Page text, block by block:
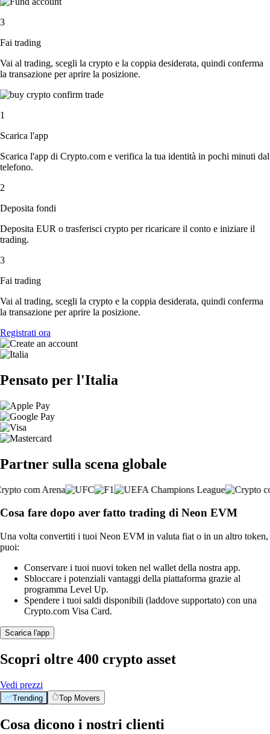
3
Fai trading
Vai al trading, scegli la crypto e la coppia desiderata, quindi conferma
la transazione per aprire la posizione.
1
Scarica l'app
Scarica l'app di Crypto.com e verifica la tua identità in pochi minuti dal
telefono.
2
Deposita fondi
Deposita EUR o trasferisci crypto per ricaricare il conto e iniziare il
trading.
3
Fai trading
Vai al trading, scegli la crypto e la coppia desiderata, quindi conferma
la transazione per aprire la posizione.
Registrati ora
Pensato per l'Italia
Partner sulla scena globale
Cosa fare dopo aver fatto trading di Neon EVM
Una volta convertiti i tuoi Neon EVM in valuta fiat o in un altro token,
puoi:
Conservare i tuoi nuovi token nel wallet della nostra app.
Sbloccare i potenziali vantaggi della piattaforma grazie al
programma Level Up.
Spendere i tuoi saldi disponibili (laddove supportato) con una
Crypto.com Visa Card.
Scarica l'app
Scopri oltre 400 crypto asset
Vedi prezzi
Trending Top Movers
Cosa dicono i nostri clienti